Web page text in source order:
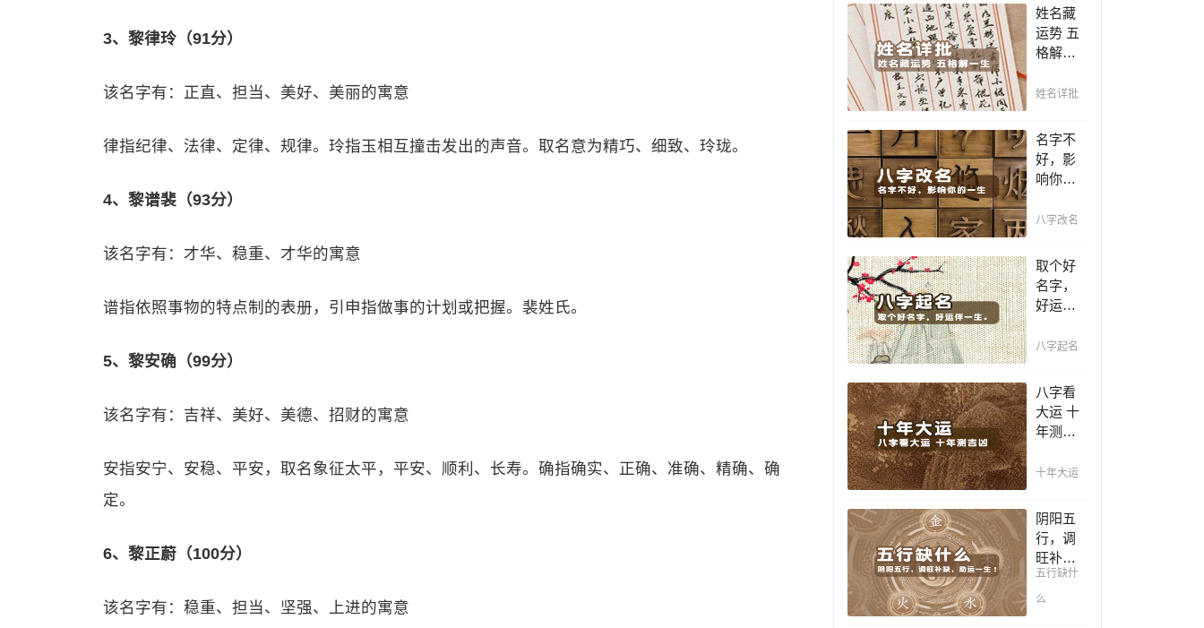
3、黎律玲（91分）
该名字有：正直、担当、美好、美丽的寓意
律指纪律、法律、定律、规律。玲指玉相互撞击发出的声音。取名意为精巧、细致、玲珑。
4、黎谱裴（93分）
该名字有：才华、稳重、才华的寓意
谱指依照事物的特点制的表册，引申指做事的计划或把握。裴姓氏。
5、黎安确（99分）
该名字有：吉祥、美好、美德、招财的寓意
安指安宁、安稳、平安，取名象征太平，平安、顺利、长寿。确指确实、正确、准确、精确、确
定。
6、黎正蔚（100分）
该名字有：稳重、担当、坚强、上进的寓意
姓名藏
运势 五
格解一
名判断
吉凶，
你的名
字真的
适合你
姓名详批
名字不
好，影
响你的
一个好
金，好
名字让
你增加
自信、
顺！
八字改名
取个好
名字，
好运伴
赐子千
如教子
一艺；
教子一
艺，不
好名！
八字起名
八字看
大运 十
年测吉
年一运
凶，未
来命运
全知
晓。
十年大运
阴阳五
行，调
旺补
缺，助
运一
五行缺什
么